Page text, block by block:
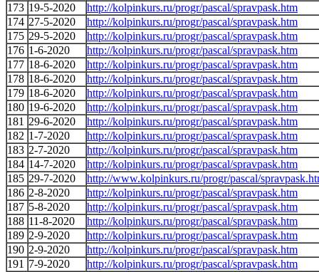
173 19-5-2020
http://kolpinkurs.ru/progr/pascal/spravpask.htm
174 27-5-2020
http://kolpinkurs.ru/progr/pascal/spravpask.htm
175 29-5-2020
http://kolpinkurs.ru/progr/pascal/spravpask.htm
176 1-6-2020
http://kolpinkurs.ru/progr/pascal/spravpask.htm
177 18-6-2020
http://kolpinkurs.ru/progr/pascal/spravpask.htm
178 18-6-2020
http://kolpinkurs.ru/progr/pascal/spravpask.htm
179 18-6-2020
http://kolpinkurs.ru/progr/pascal/spravpask.htm
180 19-6-2020
http://kolpinkurs.ru/progr/pascal/spravpask.htm
181 29-6-2020
http://kolpinkurs.ru/progr/pascal/spravpask.htm
182 1-7-2020
http://kolpinkurs.ru/progr/pascal/spravpask.htm
183 2-7-2020
http://kolpinkurs.ru/progr/pascal/spravpask.htm
184 14-7-2020
http://kolpinkurs.ru/progr/pascal/spravpask.htm
185 29-7-2020
http://www.kolpinkurs.ru/progr/pascal/
186 2-8-2020
http://kolpinkurs.ru/progr/pascal/spravpask.htm
187 5-8-2020
http://kolpinkurs.ru/progr/pascal/spravpask.htm
188 11-8-2020
http://kolpinkurs.ru/progr/pascal/spravpask.htm
189 2-9-2020
http://kolpinkurs.ru/progr/pascal/spravpask.htm
190 2-9-2020
http://kolpinkurs.ru/progr/pascal/spravpask.htm
191 7-9-2020
http://kolpinkurs.ru/progr/pascal/spravpask.htm